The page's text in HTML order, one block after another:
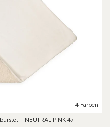
4 Farben
– NEUTRAL PINK 47